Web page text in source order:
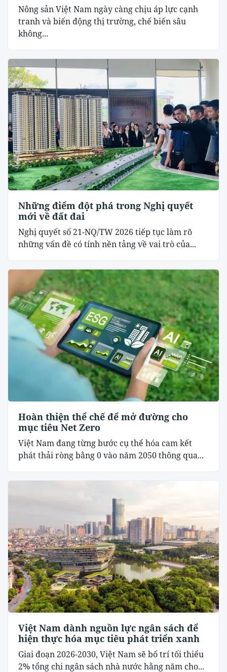
Nông sản Việt Nam ngày càng chịu áp lực cạnh
tranh và biến động thị trường, chế biến sâu
không...
Những điểm đột phá trong Nghị quyết
mới về đất đai
Nghị quyết số 21-NQ/TW 2026 tiếp tục làm rõ
những vấn đề có tính nền tảng về vai trò của...
Hoàn thiện thể chế để mở đường cho
mục tiêu Net Zero
Việt Nam đang từng bước cụ thể hóa cam kết
phát thải ròng bằng 0 vào năm 2050 thông qua...
Việt Nam dành nguồn lực ngân sách để
hiện thực hóa mục tiêu phát triển xanh
Giai đoạn 2026-2030, Việt Nam sẽ bố trí tối thiểu
2% tổng chi ngân sách nhà nước hằng năm cho...